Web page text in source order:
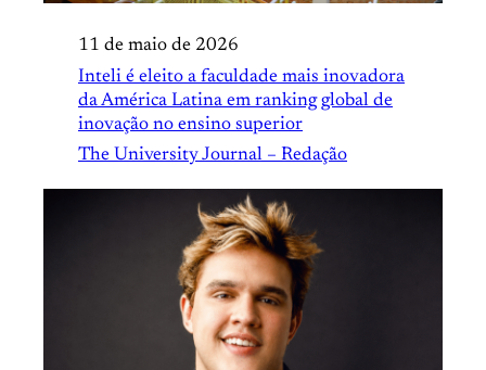
11 de maio de 2026
Inteli é eleito a faculdade mais inovadora
da América Latina em ranking global de
inovação no ensino superior
The University Journal – Redação